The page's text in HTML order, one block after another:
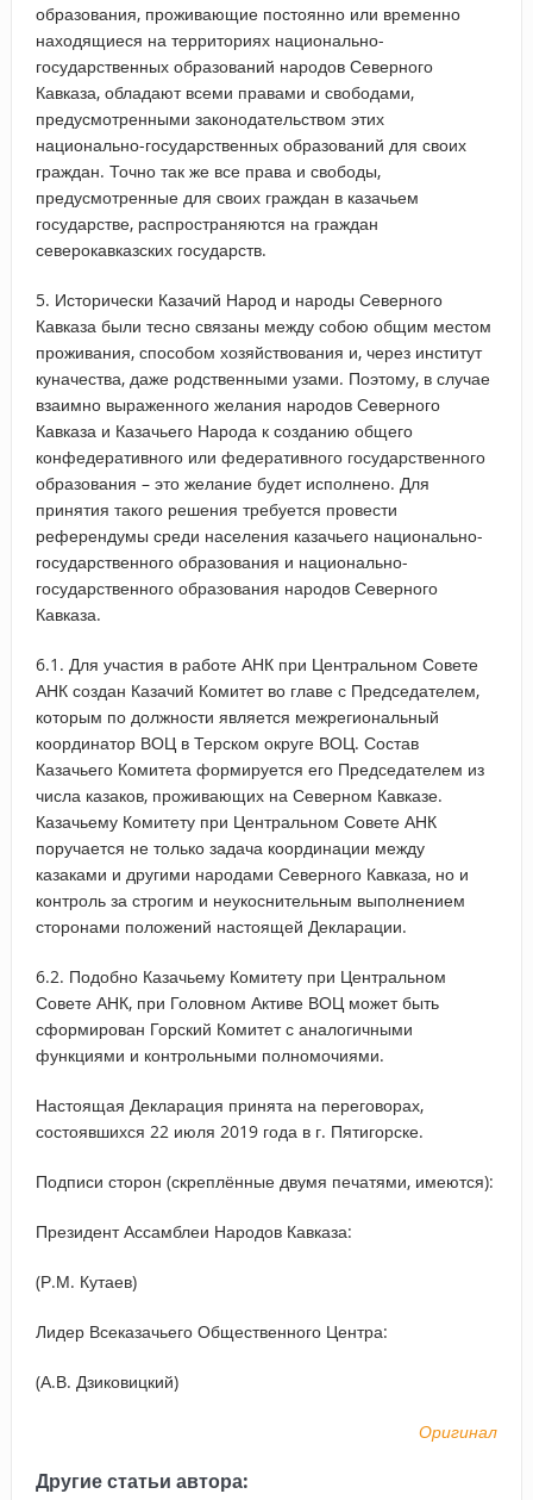
образования, проживающие постоянно или временно
находящиеся на территориях национально-
государственных образований народов Северного
Кавказа, обладают всеми правами и свободами,
предусмотренными законодательством этих
национально-государственных образований для своих
граждан. Точно так же все права и свободы,
предусмотренные для своих граждан в казачьем
государстве, распространяются на граждан
северокавказских государств.
5. Исторически Казачий Народ и народы Северного
Кавказа были тесно связаны между собою общим местом
проживания, способом хозяйствования и, через институт
куначества, даже родственными узами. Поэтому, в случае
взаимно выраженного желания народов Северного
Кавказа и Казачьего Народа к созданию общего
конфедеративного или федеративного государственного
образования – это желание будет исполнено. Для
принятия такого решения требуется провести
референдумы среди населения казачьего национально-
государственного образования и национально-
государственного образования народов Северного
Кавказа.
6.1. Для участия в работе АНК при Центральном Совете
АНК создан Казачий Комитет во главе с Председателем,
которым по должности является межрегиональный
координатор ВОЦ в Терском округе ВОЦ. Состав
Казачьего Комитета формируется его Председателем из
числа казаков, проживающих на Северном Кавказе.
Казачьему Комитету при Центральном Совете АНК
поручается не только задача координации между
казаками и другими народами Северного Кавказа, но и
контроль за строгим и неукоснительным выполнением
сторонами положений настоящей Декларации.
6.2. Подобно Казачьему Комитету при Центральном
Совете АНК, при Головном Активе ВОЦ может быть
сформирован Горский Комитет с аналогичными
функциями и контрольными полномочиями.
Настоящая Декларация принята на переговорах,
состоявшихся 22 июля 2019 года в г. Пятигорске.
Подписи сторон (скреплённые двумя печатями, имеются):
Президент Ассамблеи Народов Кавказа:
(Р.М. Кутаев)
Лидер Всеказачьего Общественного Центра:
(А.В. Дзиковицкий)
Оригинал
Другие статьи автора: